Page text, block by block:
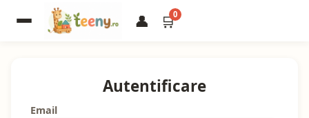
👤 🛒0
Autentificare
Email